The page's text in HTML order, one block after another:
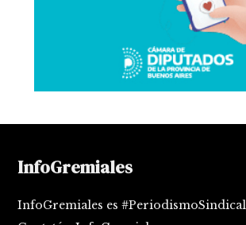
InfoGremiales
InfoGremiales es #PeriodismoSindical